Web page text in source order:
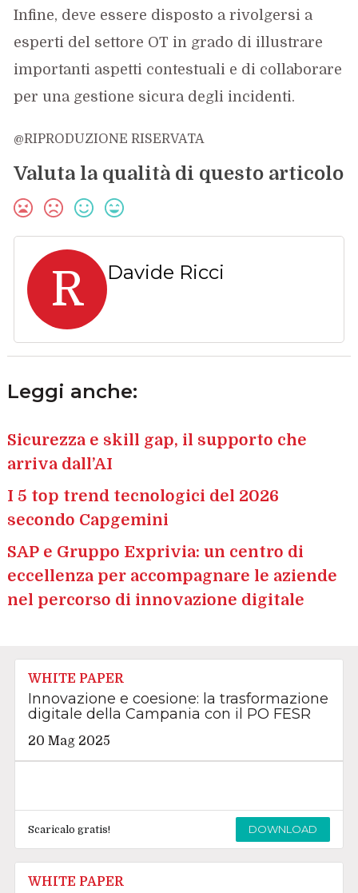
Infine, deve essere disposto a rivolgersi a
esperti del settore OT in grado di illustrare
importanti aspetti contestuali e di collaborare
per una gestione sicura degli incidenti.
@RIPRODUZIONE RISERVATA
Valuta la qualità di questo articolo
R Davide Ricci
Leggi anche:
Sicurezza e skill gap, il supporto che
arriva dall’AI
I 5 top trend tecnologici del 2026
secondo Capgemini
SAP e Gruppo Exprivia: un centro di
eccellenza per accompagnare le aziende
nel percorso di innovazione digitale
WHITE PAPER
Innovazione e coesione: la trasformazione
digitale della Campania con il PO FESR
20 Mag 2025
Scaricalo gratis! DOWNLOAD
WHITE PAPER